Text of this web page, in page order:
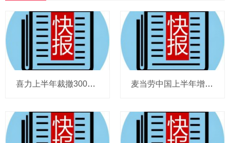
喜力上半年裁撤3000岗位，太古可口可乐总裁说饮料品类增长态势良好，华润饮料下半年要打三场关键战役，帝亚吉欧新帅努力应对白酒市场影响 麦当劳中国上半年增至8114家，达能CEO称现阶段更具进攻性，“小酒馆”海伦司盈警，现代牧业完成收购中国圣牧股权，茶颜悦色合肥首店开业